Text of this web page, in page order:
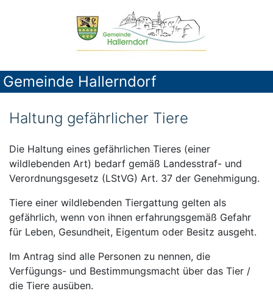
Gemeinde Hallerndorf
Haltung gefährlicher Tiere
Die Haltung eines gefährlichen Tieres (einer
wildlebenden Art) bedarf gemäß Landesstraf- und
Verordnungsgesetz (LStVG) Art. 37 der Genehmigung.
Tiere einer wildlebenden Tiergattung gelten als
gefährlich, wenn von ihnen erfahrungsgemäß Gefahr
für Leben, Gesundheit, Eigentum oder Besitz ausgeht.
Im Antrag sind alle Personen zu nennen, die
Verfügungs- und Bestimmungsmacht über das Tier /
die Tiere ausüben.